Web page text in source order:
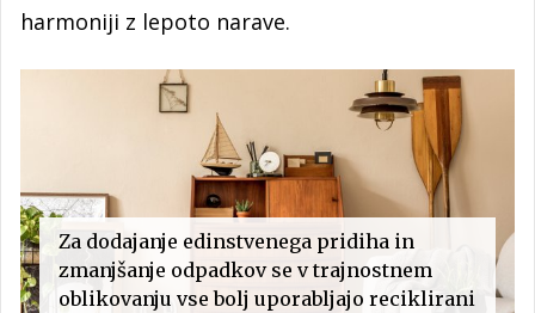
harmoniji z lepoto narave.
Za dodajanje edinstvenega pridiha in
zmanjšanje odpadkov se v trajnostnem
oblikovanju vse bolj uporabljajo reciklirani